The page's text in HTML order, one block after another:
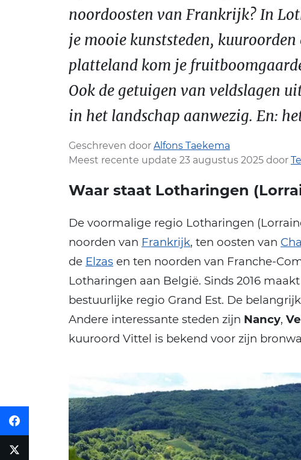
noordoosten van Frankrijk? In
je mooie kunststeden,
platteland kom je
Ook de getuigen van veldslagen
in het landschap aanwezig. En:
Geschreven door Alfons Taekema
Meest recente update 23 augustus 2025 door
Waar staat Lotharingen
De voormalige regio Lotharingen
noorden van Frankrijk, ten oosten van
de Elzas en ten noorden van Franche-
Lotharingen aan België. Sinds 2016
bestuurlijke regio Grand Est. De
Andere interessante steden zijn Nancy,
kuuroord Vittel is bekend voor zijn